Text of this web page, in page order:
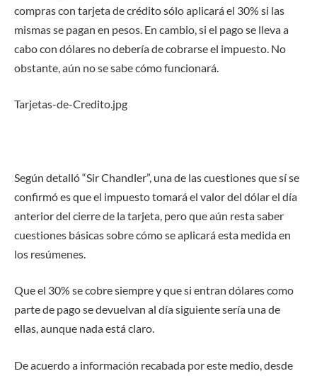
compras con tarjeta de crédito sólo aplicará el 30% si las
mismas se pagan en pesos. En cambio, si el pago se lleva a
cabo con dólares no debería de cobrarse el impuesto. No
obstante, aún no se sabe cómo funcionará.
Tarjetas-de-Credito.jpg
Según detalló “Sir Chandler”, una de las cuestiones que sí se
confirmó es que el impuesto tomará el valor del dólar el día
anterior del cierre de la tarjeta, pero que aún resta saber
cuestiones básicas sobre cómo se aplicará esta medida en
los resúmenes.
Que el 30% se cobre siempre y que si entran dólares como
parte de pago se devuelvan al día siguiente sería una de
ellas, aunque nada está claro.
De acuerdo a información recabada por este medio, desde